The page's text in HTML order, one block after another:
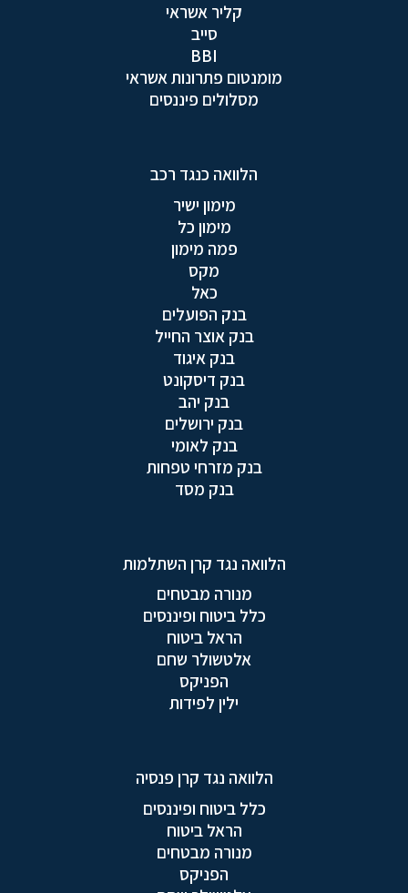
קליר אשראי
סייב
BBI
מומנטום פתרונות אשראי
מסלולים פיננסים
הלוואה כנגד רכב
מימון ישיר
מימון כל
פמה מימון
מקס
כאל
בנק הפועלים
בנק אוצר החייל
בנק איגוד
בנק דיסקונט
בנק יהב
בנק ירושלים
בנק לאומי
בנק מזרחי טפחות
בנק מסד
הלוואה נגד קרן השתלמות
מנורה מבטחים
כלל ביטוח ופיננסים
הראל ביטוח
אלטשולר שחם
הפניקס
ילין לפידות
הלוואה נגד קרן פנסיה
כלל ביטוח ופיננסים
הראל ביטוח
מנורה מבטחים
הפניקס